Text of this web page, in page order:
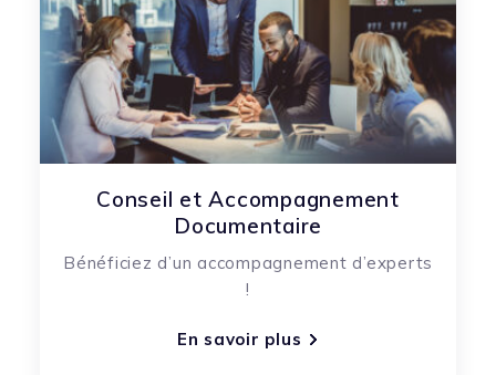
Conseil et Accompagnement
Documentaire
Bénéficiez d’un accompagnement d’experts
!
En savoir plus